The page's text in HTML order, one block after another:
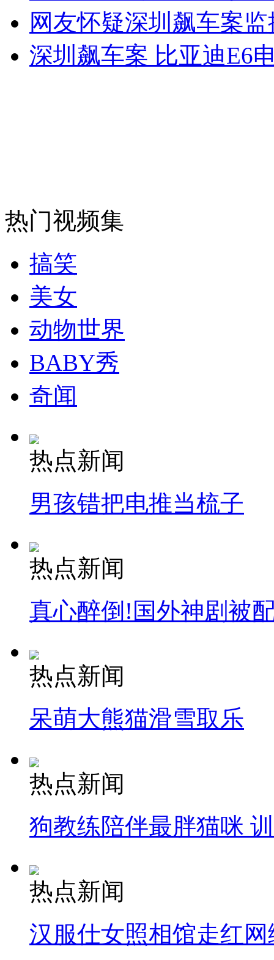
无痛分娩是否安全 医生回应
外交部：反对强权政治霸凌主义
走！跟着总书记去植树
消防员救轻生者
司机酒驾遇交警 急速倒车逃窜
网友怀疑深圳飙车案
深圳飙车案 比亚迪E6
热门视频集
搞笑
美女
动物世界
BABY秀
奇闻
热点新闻
男孩错把电推当梳子
热点新闻
真心醉倒!国外神剧被
热点新闻
呆萌大熊猫滑雪取乐
热点新闻
狗教练陪伴最胖猫咪
热点新闻
汉服仕女照相馆走红网